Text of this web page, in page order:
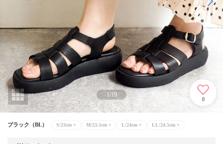
1/19
8
ブラック（BL） S/23cm × M/23.5cm × L/24cm × LL/24.5cm ×